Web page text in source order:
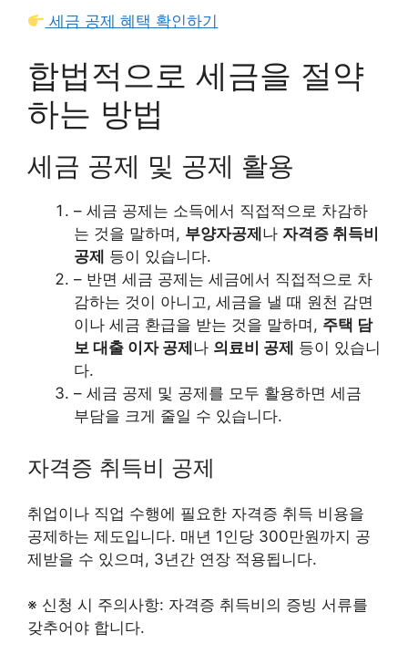
세금 공제 혜택 확인하기
합법적으로 세금을 절약
하는 방법
세금 공제 및 공제 활용
– 세금 공제는 소득에서 직접적으로 차감하
는 것을 말하며, 부양자공제 나 자격증 취득비
공제 등이 있습니다.
– 반면 세금 공제는 세금에서 직접적으로 차
감하는 것이 아니고, 세금을 낼 때 원천 감면
이나 세금 환급을 받는 것을 말하며, 주택 담
보 대출 이자 공제 나 의료비 공제 등이 있습니
다.
– 세금 공제 및 공제를 모두 활용하면 세금
부담을 크게 줄일 수 있습니다.
자격증 취득비 공제
취업이나 직업 수행에 필요한 자격증 취득 비용을
공제하는 제도입니다. 매년 1인당 300만원까지 공
제받을 수 있으며, 3년간 연장 적용됩니다.
※ 신청 시 주의사항: 자격증 취득비의 증빙 서류를
갖추어야 합니다.